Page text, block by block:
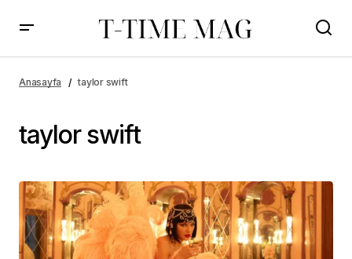
Anasayfa taylor swift
taylor swift